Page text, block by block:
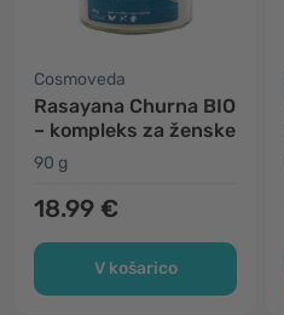
Cosmoveda
Rasayana Churna BIO
– kompleks za ženske
90 g
18.99 €
V košarico